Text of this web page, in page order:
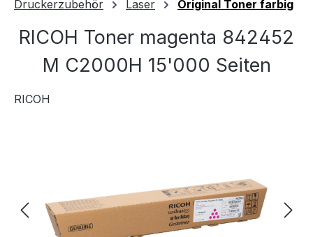
Druckerzubehör Laser Original Toner farbig
RICOH Toner magenta 842452
M C2000H 15'000 Seiten
RICOH